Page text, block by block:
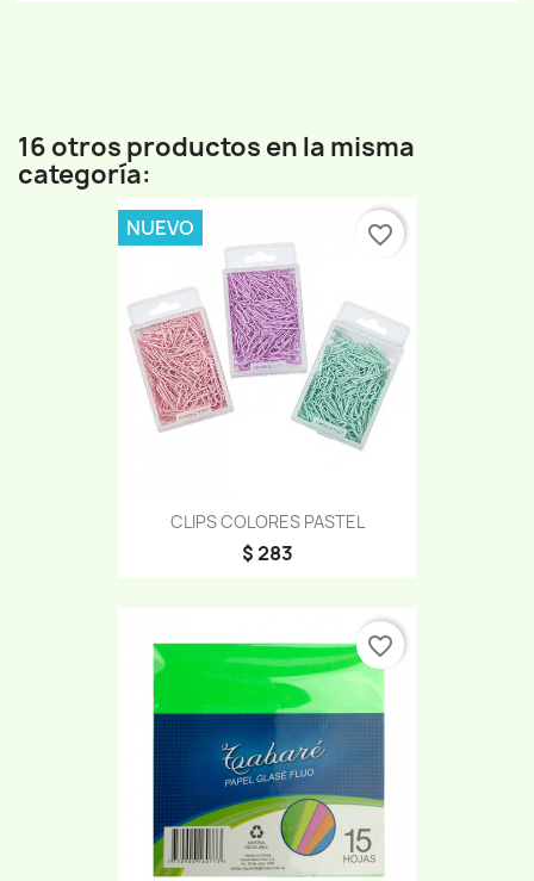
16 otros productos en la misma
categoría:
CLIPS COLORES PASTEL
$ 283
NUEVO favorite_border
favorite_border